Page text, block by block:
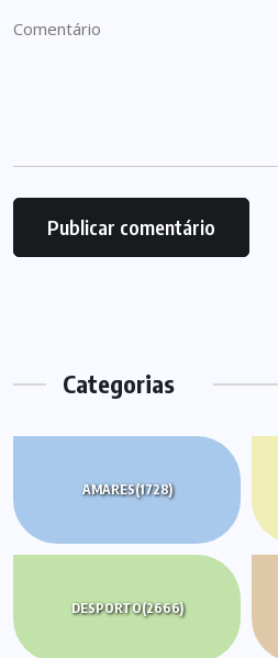
Categorias
AMARES(1728)
DESPORTO(2666)